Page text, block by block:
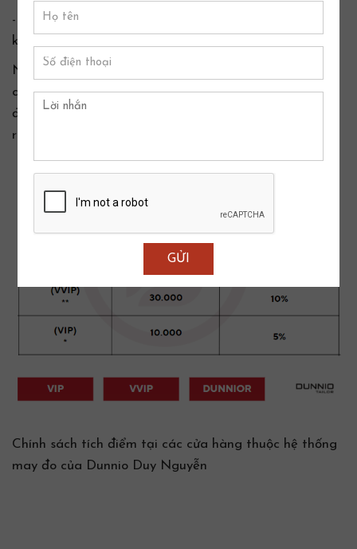
- Cửa hàng có trách nhiệm giao hàng tận nơi nếu
không có thông báo chậm trả hàng
Ngoài ra, mỗi khi mua/may đồ hoặc giới thiệu người
quen tới cửa hàng, Quý Khách sẽ được hệ thống tích
điểm và hưởng những mức ƯU ĐÃI ĐẶC BIỆT dành
riêng cho Quý Khách
Chính sách tích điểm tại các cửa hàng thuộc hệ thống
may đo của Dunnio Duy Nguyễn